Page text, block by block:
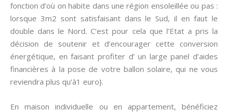
fonction d’où on habite dans une région ensoleillée ou pas :
lorsque 3m2 sont satisfaisant dans le Sud, il en faut le
double dans le Nord. C’est pour cela que l’Etat a pris la
décision de soutenir et d’encourager cette conversion
énergétique, en faisant profiter d’ un large panel d’aides
financières à la pose de votre ballon solaire, qui ne vous
reviendra plus qu’à1 euro}.
En maison individuelle ou en appartement, bénéficiez